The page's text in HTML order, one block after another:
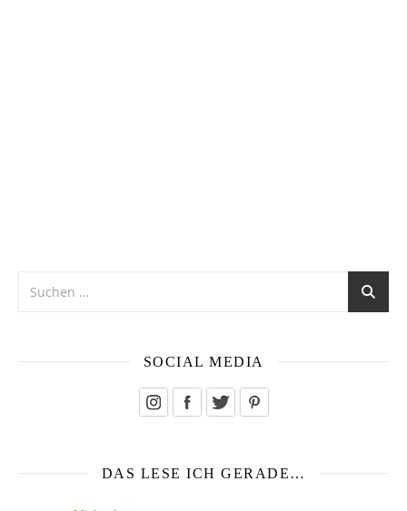
SOCIAL MEDIA
DAS LESE ICH GERADE…